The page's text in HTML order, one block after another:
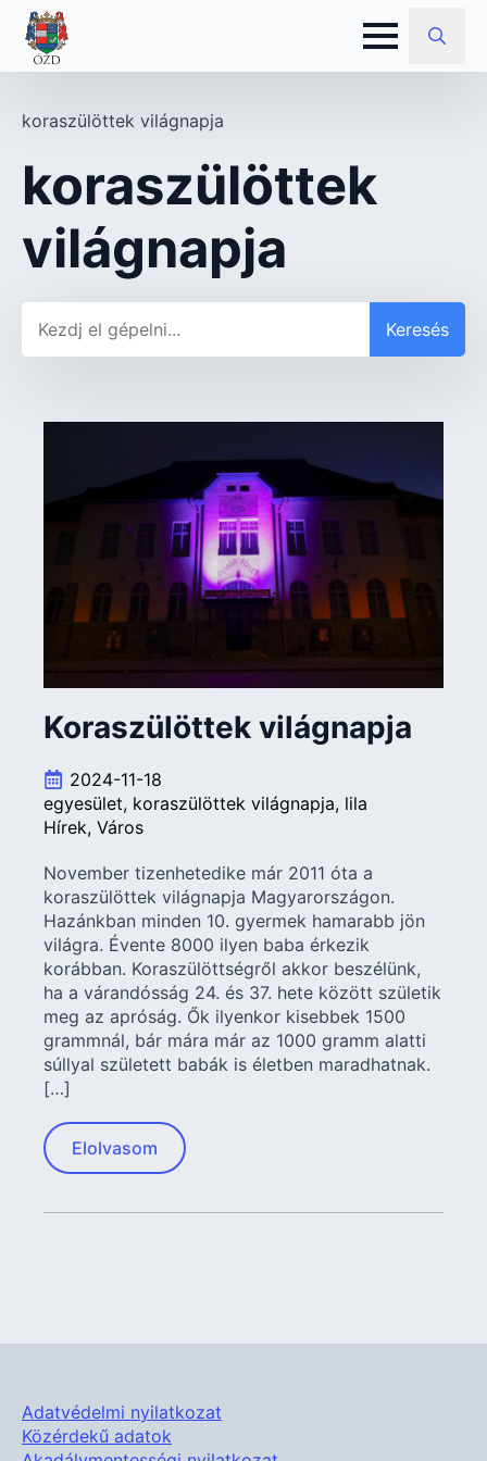
Search
koraszülöttek világnapja
koraszülöttek
világnapja
Keresés
Koraszülöttek világnapja
2024-11-18
egyesület koraszülöttek világnapja lila
Hírek Város
November tizenhetedike már 2011 óta a
koraszülöttek világnapja Magyarországon.
Hazánkban minden 10. gyermek hamarabb jön
világra. Évente 8000 ilyen baba érkezik
korábban. Koraszülöttségről akkor beszélünk,
ha a várandósság 24. és 37. hete között születik
meg az apróság. Ők ilyenkor kisebbek 1500
grammnál, bár mára már az 1000 gramm alatti
súllyal született babák is életben maradhatnak.
[…]
Elolvasom
Adatvédelmi nyilatkozat
Közérdekű adatok